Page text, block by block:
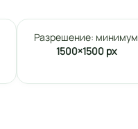
Разрешение: минимум
1500×1500 px